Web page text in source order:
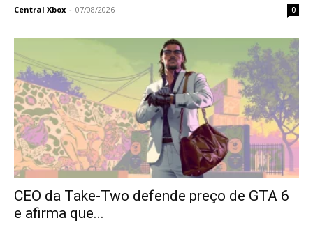
Central Xbox - 07/08/2026 0
CEO da Take-Two defende preço de GTA 6
e afirma que...